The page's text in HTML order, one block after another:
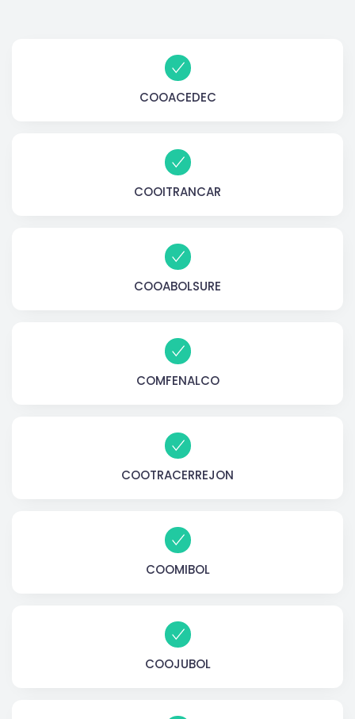
COOACEDEC
COOITRANCAR
COOABOLSURE
COMFENALCO
COOTRACERREJON
COOMIBOL
COOJUBOL